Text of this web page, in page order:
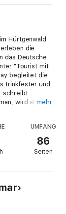
Hürtgenwald
die
das Deutsche
"Tourist mit
begleitet die
trinkfester und
schreibt
wird aber
hortet er
zum
das
wird. Im
und seine
vor dem
mehr
UMFANG
86
Seiten